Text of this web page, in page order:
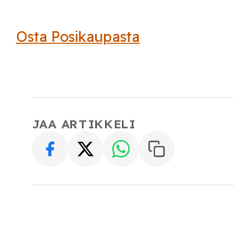
Osta Posikaupasta
JAA ARTIKKELI